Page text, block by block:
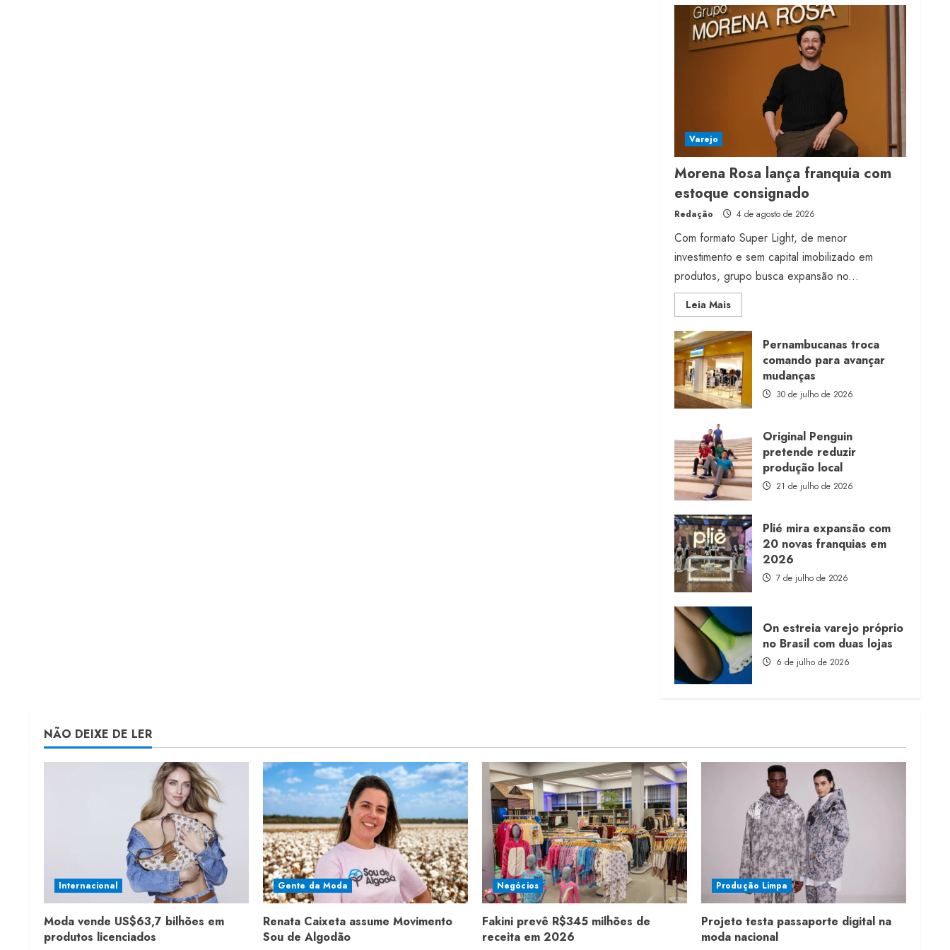
Projeto testa passaporte
digital na moda nacional
4 de agosto de 2026
Morena Rosa lança
franquia com estoque
consignado
4 de agosto de 2026
Varejo
Morena Rosa lança franquia com
estoque consignado
Redação 4 de agosto de 2026
Com formato Super Light, de menor
investimento e sem capital imobilizado em
produtos, grupo busca expansão no...
Leia MaisRead
more
Morena
Rosa
lança
franquia
com
estoque
consignado
Pernambucanas troca
comando para avançar
mudanças
30 de julho de 2026
Original Penguin
pretende reduzir
produção local
21 de julho de 2026
Plié mira expansão com
20 novas franquias em
2026
7 de julho de 2026
On estreia varejo próprio
no Brasil com duas lojas
6 de julho de 2026
NÃO DEIXE DE LER
Internacional
Moda vende US$63,7 bilhões em
produtos licenciados
Gente da Moda
Renata Caixeta assume Movimento
Sou de Algodão
Negócios
Fakini prevê R$345 milhões de
receita em 2026
Produção Limpa
Projeto testa passaporte digital na
moda nacional